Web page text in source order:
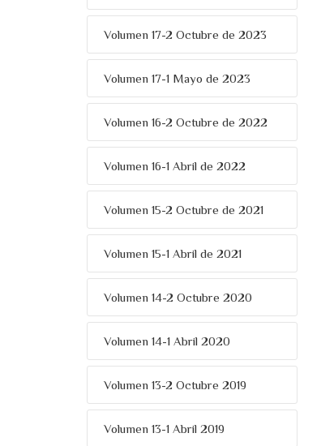
Volumen 17-2 Octubre de 2023
Volumen 17-1 Mayo de 2023
Volumen 16-2 Octubre de 2022
Volumen 16-1 Abril de 2022
Volumen 15-2 Octubre de 2021
Volumen 15-1 Abril de 2021
Volumen 14-2 Octubre 2020
Volumen 14-1 Abril 2020
Volumen 13-2 Octubre 2019
Volumen 13-1 Abril 2019